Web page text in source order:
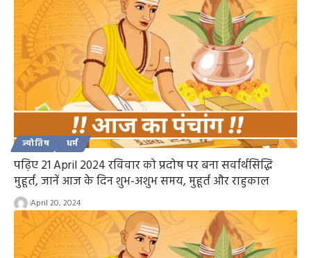
ज्योतिष धर्म
पढ़िए 21 April 2024 रविवार को प्रदोष पर बना सर्वार्थसिद्धि
मुहूर्त, जानें आज के दिन शुभ-अशुभ समय, मुहूर्त और राहुकाल
April 20, 2024